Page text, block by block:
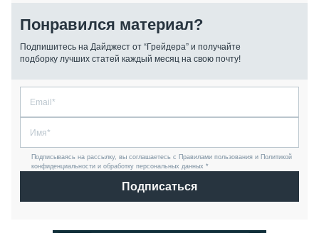
Понравился материал?
Подпишитесь на Дайджест от “Грейдера” и получайте
подборку лучших статей каждый месяц на свою почту!
Подписываясь на рассылку, вы соглашаетесь с Правилами пользования и Политикой
конфиденциальности и обработку персональных данных *
Подписаться